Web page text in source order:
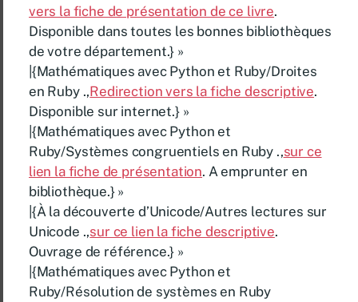
vers la fiche de présentation de ce livre.
Disponible dans toutes les bonnes bibliothèques
de votre département.} »
|{Mathématiques avec Python et Ruby/Droites
en Ruby .,Redirection vers la fiche descriptive.
Disponible sur internet.} »
|{Mathématiques avec Python et
Ruby/Systèmes congruentiels en Ruby .,sur ce
lien la fiche de présentation. A emprunter en
bibliothèque.} »
|{À la découverte d’Unicode/Autres lectures sur
Unicode .,sur ce lien la fiche descriptive.
Ouvrage de référence.} »
|{Mathématiques avec Python et
Ruby/Résolution de systèmes en Ruby